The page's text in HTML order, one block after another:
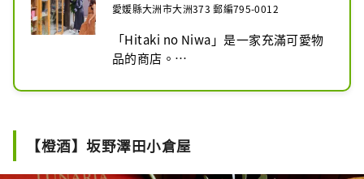
愛媛縣大洲市大洲373 郵編795-0012
「Hitaki no Niwa」是一家充滿可愛物
品的商店。
膠帶和玻璃筆等文具、飾品、時尚雜貨
式設計的客房內租借帶有箭頭圖案的浴
【橙酒】坂野澤田小倉屋